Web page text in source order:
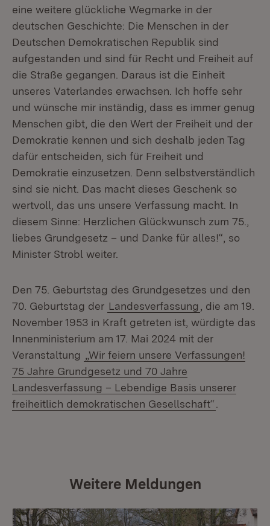
eine weitere glückliche Wegmarke in der
deutschen Geschichte: Die Menschen in der
Deutschen Demokratischen Republik sind
aufgestanden und sind für Recht und Freiheit auf
die Straße gegangen. Daraus ist die Einheit
unseres Vaterlandes erwachsen. Ich hoffe sehr
und wünsche mir inständig, dass es immer genug
Menschen gibt, die den Wert der Freiheit und der
Demokratie kennen und sich deshalb jeden Tag
dafür entscheiden, sich für Freiheit und
Demokratie einzusetzen. Denn selbstverständlich
sind sie nicht. Das macht dieses Geschenk so
wertvoll, das uns unsere Verfassung macht. In
diesem Sinne: Herzlichen Glückwunsch zum 75.,
liebes Grundgesetz – und Danke für alles!“, so
Minister Strobl weiter.
Den 75. Geburtstag des Grundgesetzes und den
70. Geburtstag der Landesverfassung
, die am 19.
November 1953 in Kraft getreten ist, würdigte das
Innenministerium am 17. Mai 2024 mit der
Veranstaltung
„Wir feiern unsere Verfassungen!
75 Jahre Grundgesetz und 70 Jahre
Landesverfassung – Lebendige Basis unserer
freiheitlich demokratischen Gesellschaft“
Weitere Meldungen